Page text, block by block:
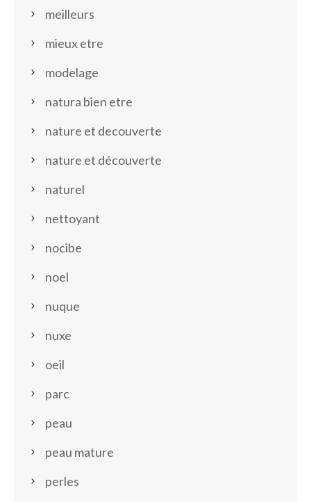
meilleurs
mieux etre
modelage
natura bien etre
nature et decouverte
nature et découverte
naturel
nettoyant
nocibe
noel
nuque
nuxe
oeil
parc
peau
peau mature
perles